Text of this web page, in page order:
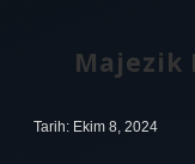
Majezik
Tarih: Ekim 8, 2024